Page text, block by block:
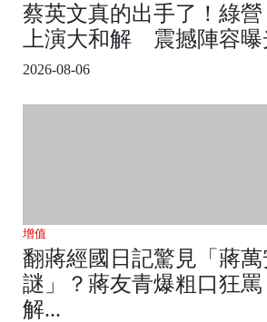
蔡英文真的出手了！綠營
上演大和解 震撼陣容曝
2026-08-06
增值
翻蔣經國日記驚見「蔣萬
謎」？蔣友青爆粗口狂
解...